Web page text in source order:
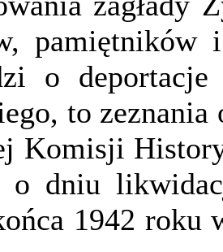
pamiętników
o
to zeznania
Komisji
o dniu
1942 roku